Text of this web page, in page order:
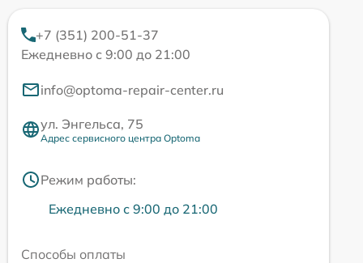
+7 (351) 200-51-37
Ежедневно с 9:00 до 21:00
info@optoma-repair-center.ru
ул. Энгельса, 75
Адрес сервисного центра Optoma
Режим работы:
Ежедневно с 9:00 до 21:00
Способы оплаты